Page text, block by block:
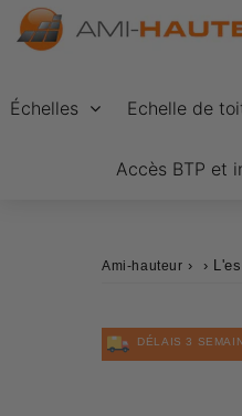
Échelles Echelle de
Accès BTP et
Ami-hauteur › ›
DÉLAIS 3